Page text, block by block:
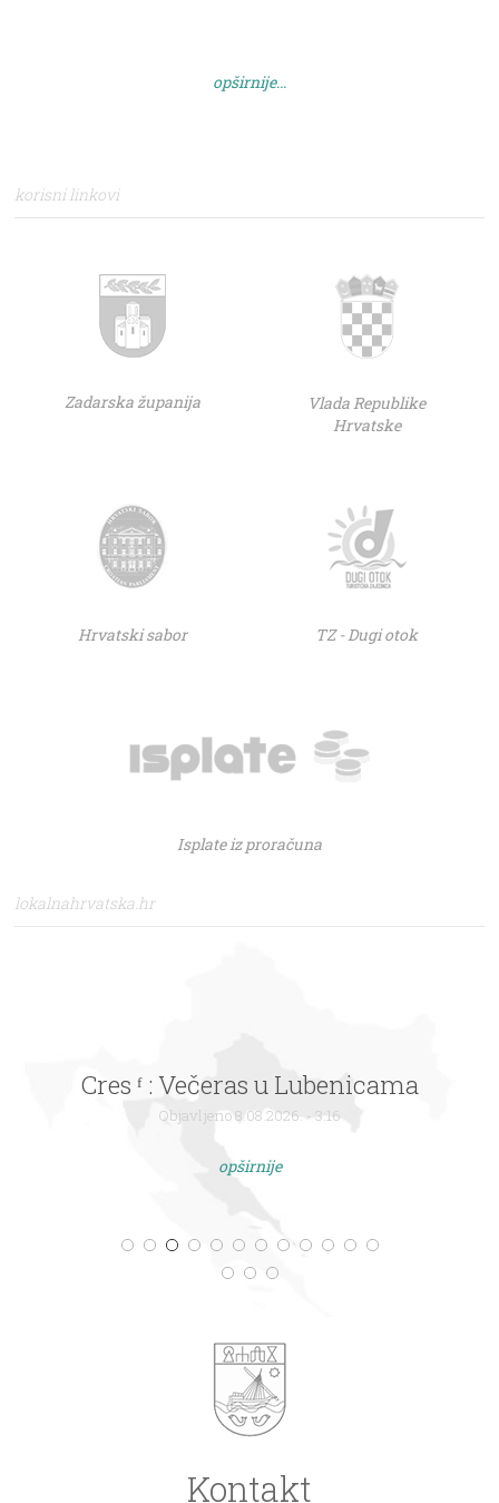
opširnije...
korisni linkovi
Zadarska županija
Vlada Republike
Hrvatske
Hrvatski sabor TZ - Dugi otok
Isplate iz proračuna
lokalnahrvatska.hr
Cres ᶠ : Večeras u Lubenicama
Objavljeno 8.08.2026. - 3:16
opširnije
Kontakt